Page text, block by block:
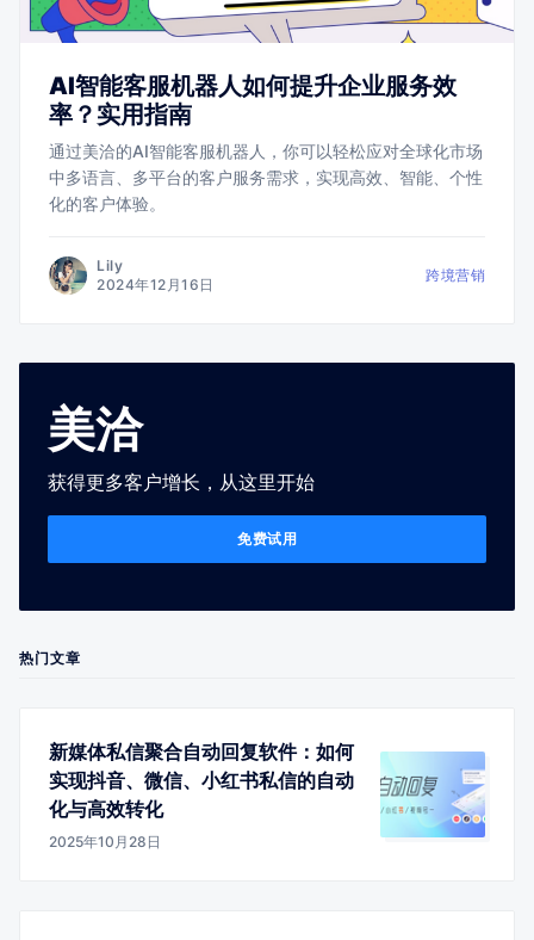
AI智能客服机器人如何提升企业服务效
率？实用指南
通过美洽的AI智能客服机器人，你可以轻松应对全球化市场
中多语言、多平台的客户服务需求，实现高效、智能、个性
化的客户体验。
Lily
2024年12月16日
跨境营销
美洽
获得更多客户增长，从这里开始
免费试用
热门文章
新媒体私信聚合自动回复软件：如何
实现抖音、微信、小红书私信的自动
化与高效转化
2025年10月28日